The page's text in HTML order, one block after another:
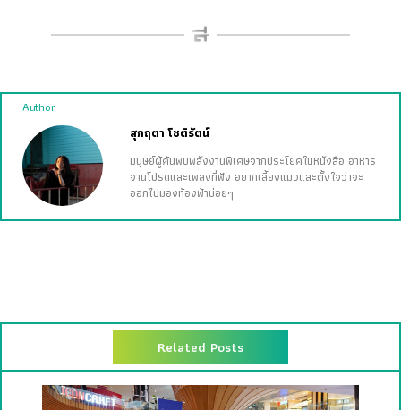
Author
สุกฤตา โชติรัตน์
มนุษย์ผู้ค้นพบพลังงานพิเศษจากประโยคในหนังสือ อาหาร
จานโปรดและเพลงที่ฟัง อยากเลี้ยงแมวและตั้งใจว่าจะ
ออกไปมองท้องฟ้าบ่อยๆ
Related Posts